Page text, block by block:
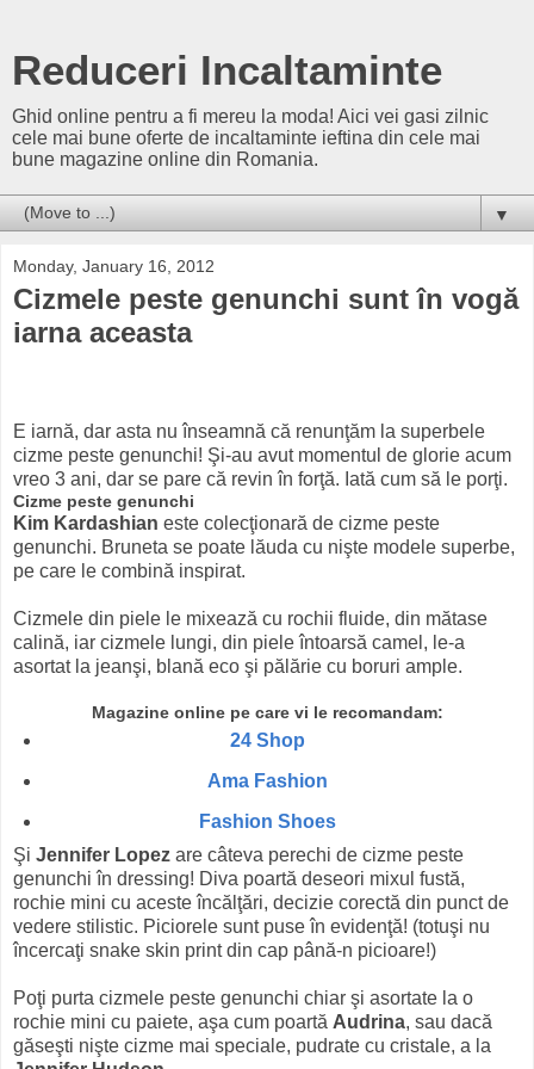
Reduceri Incaltaminte
Ghid online pentru a fi mereu la moda! Aici vei gasi zilnic
cele mai bune oferte de incaltaminte ieftina din cele mai
bune magazine online din Romania.
▼
Monday, January 16, 2012
Cizmele peste genunchi sunt în vogă
iarna aceasta
E iarnă, dar asta nu înseamnă că renunţăm la superbele
cizme peste genunchi! Şi-au avut momentul de glorie acum
vreo 3 ani, dar se pare că revin în forţă. Iată cum să le porţi.
Cizme peste genunchi
Kim Kardashian este colecţionară de cizme peste
genunchi. Bruneta se poate lăuda cu nişte modele superbe,
pe care le combină inspirat.
Cizmele din piele le mixează cu rochii fluide, din mătase
calină, iar cizmele lungi, din piele întoarsă camel, le-a
asortat la jeanşi, blană eco şi pălărie cu boruri ample.
Magazine online pe care vi le recomandam:
24 Shop
Ama Fashion
Fashion Shoes
Şi Jennifer Lopez are câteva perechi de cizme peste
genunchi în dressing! Diva poartă deseori mixul fustă,
rochie mini cu aceste încălţări, decizie corectă din punct de
vedere stilistic. Piciorele sunt puse în evidenţă! (totuşi nu
încercaţi snake skin print din cap până-n picioare!)
Poţi purta cizmele peste genunchi chiar şi asortate la o
rochie mini cu paiete, aşa cum poartă Audrina, sau dacă
găseşti nişte cizme mai speciale, pudrate cu cristale, a la